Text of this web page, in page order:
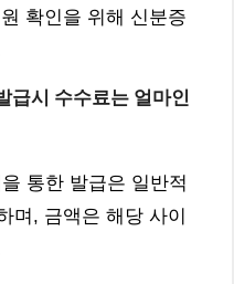
확인을 위해 신분증
급시 수수료는 얼마인
통한 발급은 일반적
며, 금액은 해당 사이